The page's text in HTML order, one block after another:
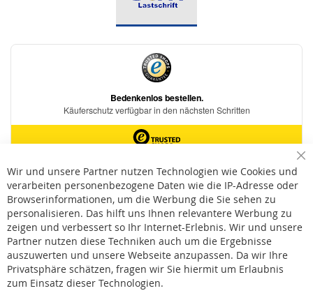
* Bei der Lieferung auf deutsche Inseln wird ein Inselzuschlag von 15,00 € auf die
Versandkosten erhoben.
AGB
Widerruf
Versandkosten
Datenschutz
Wir und unsere Partner nutzen Technologien wie Cookies und
verarbeiten personenbezogene Daten wie die IP-Adresse oder
Browserinformationen, um die Werbung die Sie sehen zu
personalisieren. Das hilft uns Ihnen relevantere Werbung zu
zeigen und verbessert so Ihr Internet-Erlebnis. Wir und unsere
Partner nutzen diese Techniken auch um die Ergebnisse
auszuwerten und unsere Webseite anzupassen. Da wir Ihre
Privatsphäre schätzen, fragen wir Sie hiermit um Erlaubnis
zum Einsatz dieser Technologien.